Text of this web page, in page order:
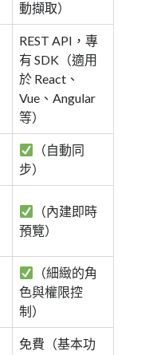
動擷取）
REST API，專
有 SDK（適用
於 React、
Vue、Angular
等）
（自動同
步）
（內建即時
預覽）
（細緻的角
色與權限控
制）
免費（基本功